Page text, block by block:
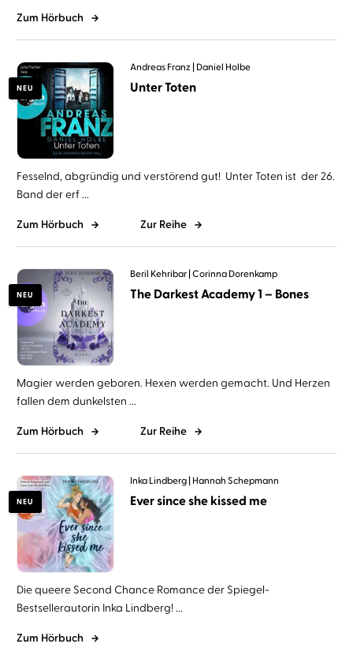
Zum Hörbuch
NEU
Andreas Franz Daniel Holbe
Unter Toten
Fesselnd, abgründig und verstörend gut! Unter Toten ist der 26.
Band der erf ...
Zum Hörbuch Zur Reihe
NEU
Beril Kehribar Corinna Dorenkamp
The Darkest Academy 1 – Bones
Magier werden geboren. Hexen werden gemacht. Und Herzen
fallen dem dunkelsten ...
Zum Hörbuch Zur Reihe
NEU
Inka Lindberg Hannah Schepmann
Ever since she kissed me
Die queere Second Chance Romance der Spiegel-
Bestsellerautorin Inka Lindberg! ...
Zum Hörbuch